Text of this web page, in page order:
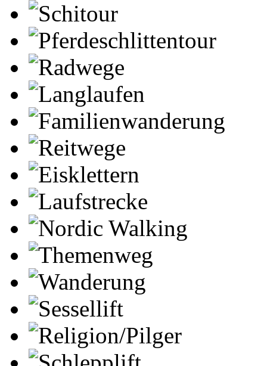
Schitour
Pferdeschlittentour
Radwege
Langlaufen
Familienwanderung
Reitwege
Eisklettern
Laufstrecke
Nordic Walking
Themenweg
Wanderung
Sessellift
Religion/Pilger